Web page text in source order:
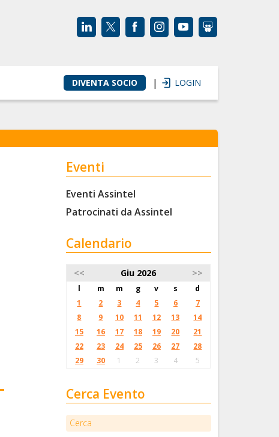
DIVENTA SOCIO | LOGIN
Eventi
Eventi Assintel
Patrocinati da Assintel
Calendario
<< Giu 2026 >>
l m m g v s
d
1
2 3 4 5 6
7
8
9 10 11 12 13
14
15
16 17 18 19 20
21
22
23 24 25 26 27
28
29
30 1 2 3 4 5
Cerca Evento